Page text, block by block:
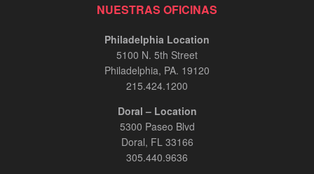
NUESTRAS OFICINAS
Philadelphia Location
5100 N. 5th Street
Philadelphia, PA. 19120
215.424.1200
Doral – Location
5300 Paseo Blvd
Doral, FL 33166
305.440.9636